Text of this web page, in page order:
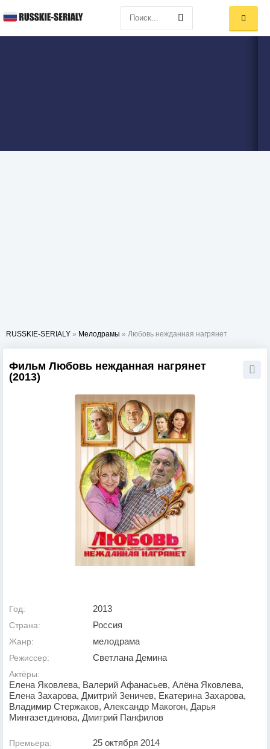
RUSSKIE-SERIALY » Мелодрамы » Любовь нежданная нагрянет
Фильм Любовь нежданная нагрянет
(2013)
Год: 2013
Страна: Россия
Жанр: мелодрама
Режиссер: Светлана Демина
Актёры:
Елена Яковлева, Валерий Афанасьев, Алёна Яковлева,
Елена Захарова, Дмитрий Зеничев, Екатерина Захарова,
Владимир Стержаков, Александр Макогон, Дарья
Мингазетдинова, Дмитрий Панфилов
Премьера: 25 октября 2014